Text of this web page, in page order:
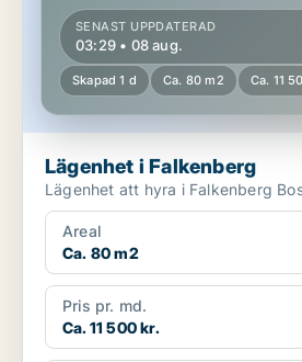
SENAST UPPDATERAD
03:29 • 08 aug.
Skapad 1 d Ca. 80 m2 Ca. 11
Lägenhet i Falkenberg
Areal
Ca. 80 m2
Pris pr. md.
Ca. 11 500 kr.